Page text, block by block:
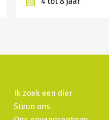
Ik zoek een dier
Steun ons